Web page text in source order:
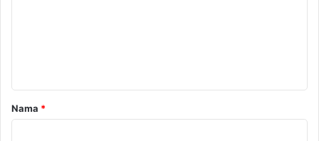
rNama *